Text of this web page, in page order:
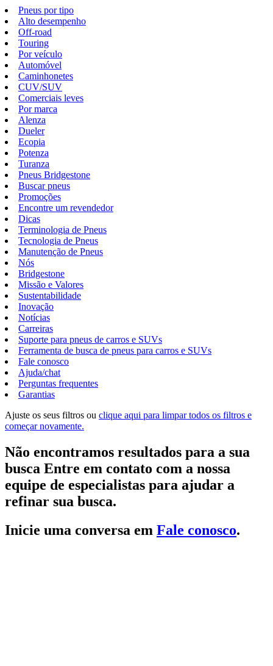
Pneus por tipo
Alto desempenho
Off-road
Touring
Por veículo
Automóvel
Caminhonetes
CUV/SUV
Comerciais leves
Por marca
Alenza
Dueler
Ecopia
Potenza
Turanza
Pneus Bridgestone
Buscar pneus
Promoções
Encontre um revendedor
Dicas
Terminologia de Pneus
Tecnologia de Pneus
Manutenção de Pneus
Nós
Bridgestone
Missão e Valores
Sustentabilidade
Inovação
Notícias
Carreiras
Suporte para pneus de carros e SUVs
Ferramenta de busca de pneus para carros e SUVs
Fale conosco
Ajuda/chat
Perguntas frequentes
Garantias
Ajuste os seus filtros ou clique aqui para limpar todos os filtros e
começar novamente.
Não encontramos resultados para a sua
busca Entre em contato com a nossa
equipe de especialistas para ajudar a
refinar sua busca.
Inicie uma conversa em Fale conosco.